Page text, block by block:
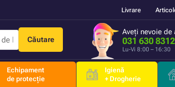
Livrare
Căutare
Aveți nevoie de
031 630 8312
Lu-Vi 8:00 – 16:30
Echipament
de protecție
Igienă
+ Drogherie